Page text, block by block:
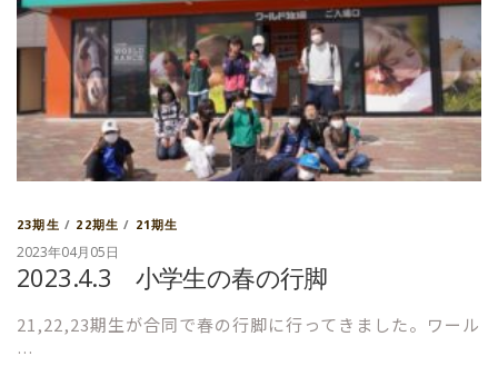
23期生 / 22期生 / 21期生
2023年04月05日
2023.4.3 小学生の春の行脚
21,22,23期生が合同で春の行脚に行ってきました。ワール
…